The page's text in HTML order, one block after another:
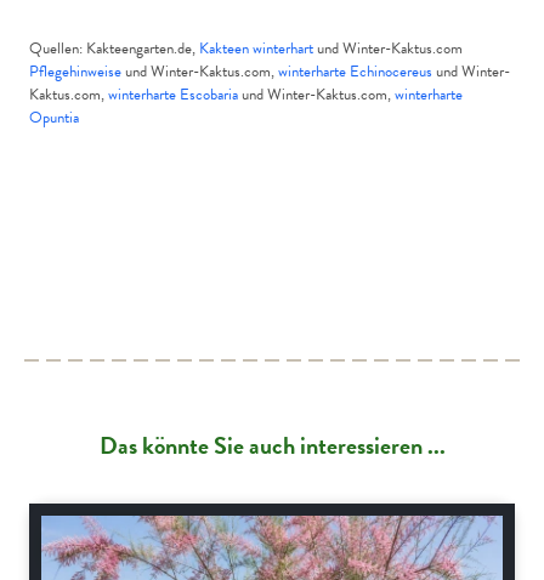
Quellen: Kakteengarten.de, Kakteen winterhartund Winter-Kaktus.com
Pflegehinweiseund Winter-Kaktus.com,winterharte Echinocereus und Winter-
Kaktus.com,winterharte Escobariaund Winter-Kaktus.com,winterharte
Opuntia
Das könnte Sie auch interessieren ...
Gartenpraxis